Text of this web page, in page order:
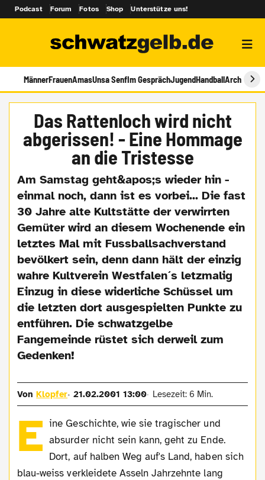
Podcast Forum Fotos Shop Unterstütze uns!
MännerFrauenAmasUnsa SenfIm GesprächJugendHandballArchiv
Das Rattenloch wird nicht
abgerissen! - Eine Hommage
an die Tristesse
Am Samstag geht&apos;s wieder hin -
einmal noch, dann ist es vorbei... Die fast
30 Jahre alte Kultstätte der verwirrten
Gemüter wird an diesem Wochenende ein
letztes Mal mit Fussballsachverstand
bevölkert sein, denn dann hält der einzig
wahre Kultverein Westfalen´s letzmalig
Einzug in diese widerliche Schüssel um
die letzten dort ausgespielten Punkte zu
entführen. Die schwatzgelbe
Fangemeinde rüstet sich derweil zum
Gedenken!
VonKlopfer 21.02.2001 13:00 Lesezeit: 6 Min.
E ine Geschichte, wie sie tragischer und
absurder nicht sein kann, geht zu Ende.
Dort, auf halben Weg auf's Land, haben sich
blau-weiss verkleidete Asseln Jahrzehnte lang